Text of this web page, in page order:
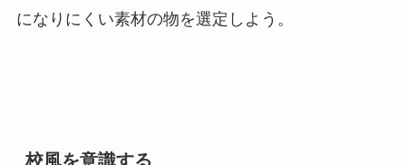
になりにくい素材の物を選定しよう。
校風を意識する